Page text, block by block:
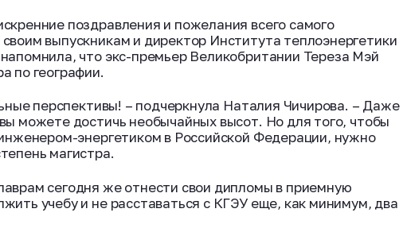
поздравления и пожелания всего самого
выпускникам и директор Института теплоэнергетики
что экс-премьер Великобритании Тереза Мэй
по географии.
перспективы! – подчеркнула Наталия Чичирова. – Даже
можете достичь необычайных высот. Но для того, чтобы
энергетиком в Российской Федерации, нужно
магистра.
сегодня же отнести свои дипломы в приемную
учебу и не расставаться с КГЭУ еще, как минимум, два